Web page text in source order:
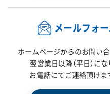
メールフォ
ホームページからのお問い
翌営業日以降（平日）にな
お電話にてご連絡頂けま